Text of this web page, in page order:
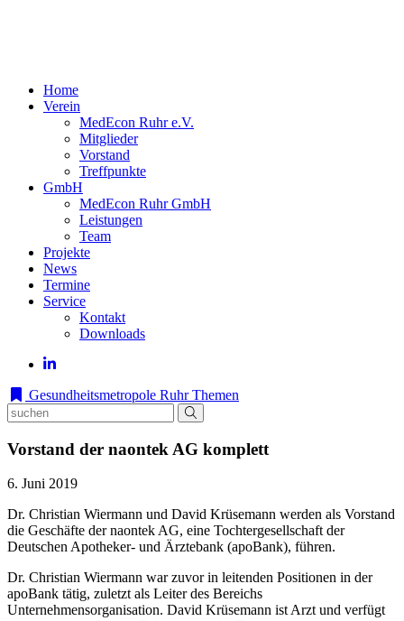
Home
Verein
MedEcon Ruhr e.V.
Mitglieder
Vorstand
Treffpunkte
GmbH
MedEcon Ruhr GmbH
Leistungen
Team
Projekte
News
Termine
Service
Kontakt
Downloads
Gesundheitsmetropole Ruhr Themen
Vorstand der naontek AG komplett
6. Juni 2019
Dr. Christian Wiermann und David Krüsemann werden als Vorstand
die Geschäfte der naontek AG, eine Tochtergesellschaft der
Deutschen Apotheker- und Ärztebank (apoBank), führen.
Dr. Christian Wiermann war zuvor in leitenden Positionen in der
apoBank tätig, zuletzt als Leiter des Bereichs
Unternehmensorganisation. David Krüsemann ist Arzt und verfügt